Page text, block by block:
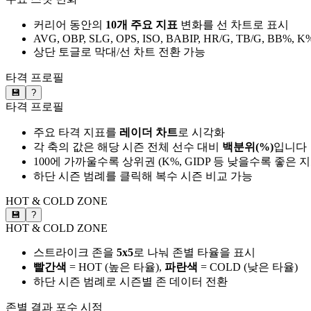
커리어 동안의 10개 주요 지표 변화를 선 차트로 표시
AVG, OBP, SLG, OPS, ISO, BABIP, HR/G, TB/G, BB%,
상단 토글로 막대/선 차트 전환 가능
타격 프로필
💾 ?
타격 프로필
주요 타격 지표를 레이더 차트로 시각화
각 축의 값은 해당 시즌 전체 선수 대비 백분위(%)입니다
100에 가까울수록 상위권 (K%, GIDP 등 낮을수록 좋은
하단 시즌 범례를 클릭해 복수 시즌 비교 가능
HOT & COLD ZONE
💾 ?
HOT & COLD ZONE
스트라이크 존을 5x5로 나눠 존별 타율을 표시
빨간색 = HOT (높은 타율), 파란색 = COLD (낮은 타율)
하단 시즌 범례로 시즌별 존 데이터 전환
존별 결과 포수 시점